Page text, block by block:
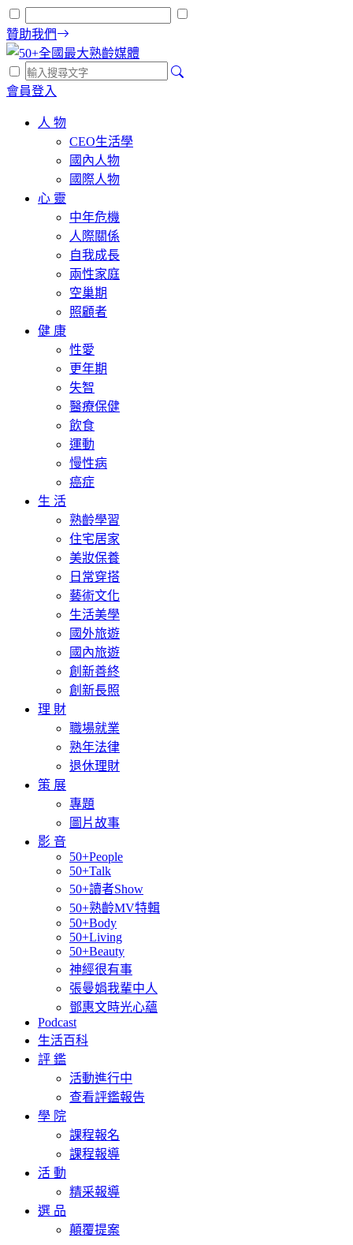
贊助我們
會員登入
人 物
CEO生活學
國內人物
國際人物
心 靈
中年危機
人際關係
自我成長
兩性家庭
空巢期
照顧者
健 康
性愛
更年期
失智
醫療保健
飲食
運動
慢性病
癌症
生 活
熟齡學習
住宅居家
美妝保養
日常穿搭
藝術文化
生活美學
國外旅遊
國內旅遊
創新善終
創新長照
理 財
職場就業
熟年法律
退休理財
策 展
專題
圖片故事
影 音
50+People
50+Talk
50+讀者Show
50+熟齡MV特輯
50+Body
50+Living
50+Beauty
神經很有事
張曼娟我輩中人
鄧惠文時光心蘊
Podcast
生活百科
評 鑑
活動進行中
查看評鑑報告
學 院
課程報名
課程報導
活 動
精采報導
選 品
顛覆提案